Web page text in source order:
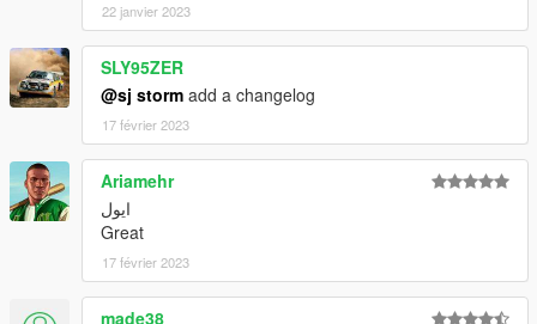
22 janvier 2023
SLY95ZER
@sj storm add a changelog
17 février 2023
Ariamehr
ایول
Great
17 février 2023
made38